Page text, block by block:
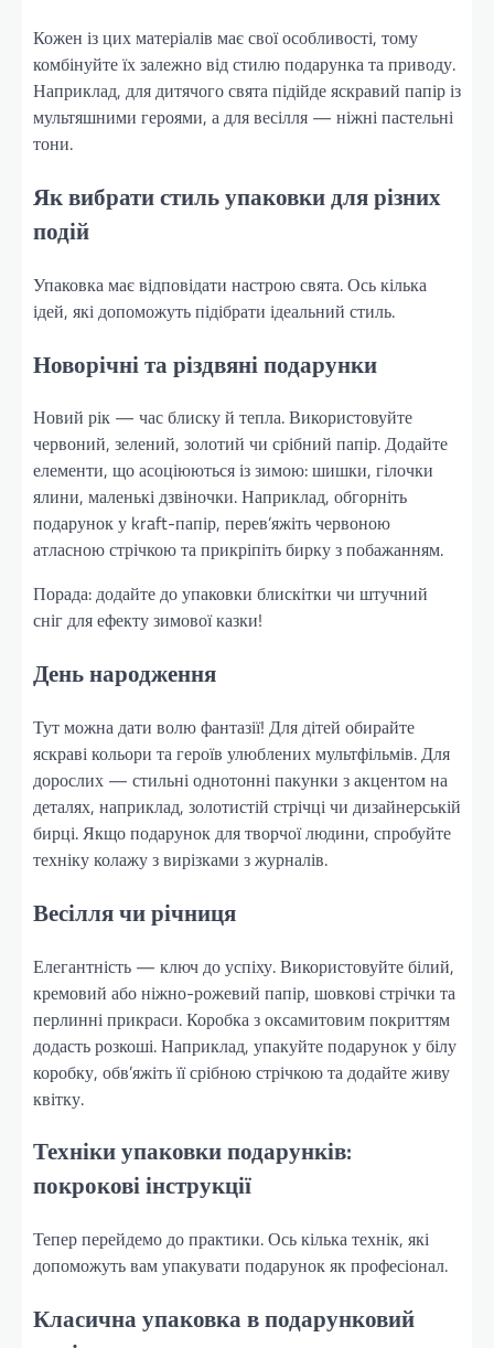
Кожен із цих матеріалів має свої особливості, тому
комбінуйте їх залежно від стилю подарунка та приводу.
Наприклад, для дитячого свята підійде яскравий папір із
мультяшними героями, а для весілля — ніжні пастельні
тони.
Як вибрати стиль упаковки для різних
подій
Упаковка має відповідати настрою свята. Ось кілька
ідей, які допоможуть підібрати ідеальний стиль.
Новорічні та різдвяні подарунки
Новий рік — час блиску й тепла. Використовуйте
червоний, зелений, золотий чи срібний папір. Додайте
елементи, що асоціюються із зимою: шишки, гілочки
ялини, маленькі дзвіночки. Наприклад, обгорніть
подарунок у kraft-папір, перев’яжіть червоною
атласною стрічкою та прикріпіть бирку з побажанням.
Порада: додайте до упаковки блискітки чи штучний
сніг для ефекту зимової казки!
День народження
Тут можна дати волю фантазії! Для дітей обирайте
яскраві кольори та героїв улюблених мультфільмів. Для
дорослих — стильні однотонні пакунки з акцентом на
деталях, наприклад, золотистій стрічці чи дизайнерській
бирці. Якщо подарунок для творчої людини, спробуйте
техніку колажу з вирізками з журналів.
Весілля чи річниця
Елегантність — ключ до успіху. Використовуйте білий,
кремовий або ніжно-рожевий папір, шовкові стрічки та
перлинні прикраси. Коробка з оксамитовим покриттям
додасть розкоші. Наприклад, упакуйте подарунок у білу
коробку, обв’яжіть її срібною стрічкою та додайте живу
квітку.
Техніки упаковки подарунків:
покрокові інструкції
Тепер перейдемо до практики. Ось кілька технік, які
допоможуть вам упакувати подарунок як професіонал.
Класична упаковка в подарунковий